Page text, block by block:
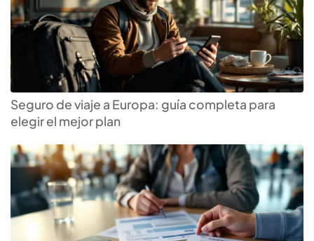
Seguro de viaje a Europa: guía completa para
elegir el mejor plan